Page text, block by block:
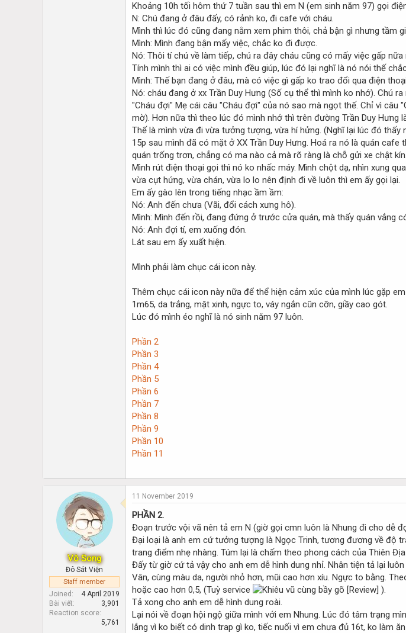
Khoảng 10h tối hôm thứ 7 tuần sau thì em N (em sinh năm 97) gọi
N: Chú đang ở đâu đấy, có rảnh ko, đi cafe với cháu.
Mình thì lúc đó cũng đang nằm xem phim thôi, chả bận gì nhưng tầm
Mình: Mình đang bận mấy việc, chắc ko đi được.
Nó: Thôi tí chú về làm tiếp, chú ra đây cháu cũng có mấy việc gấp nữa
Tính mình thì ai có việc mình đều giúp, lúc đó lại nghĩ là nó nói thế
Mình: Thế bạn đang ở đâu, mà có việc gì gấp ko trao đổi qua điện
Nó: cháu đang ở xx Trần Duy Hưng (Số cụ thể thì mình ko nhớ). Chú ra
"Cháu đợi" Mẹ cái câu "Cháu đợi" của nó sao mà ngọt thế. Chỉ vì
mờ). Hơn nữa thì theo lúc đó mình nhớ thì trên đường Trần Duy Hưng
Thế là mình vừa đi vừa tưởng tượng, vừa hí hửng. (Nghĩ lại lúc đó thấy
15p sau mình đã có mặt ở XX Trần Duy Hưng. Hoá ra nó là quán
quán trống trơn, chẳng có ma nào cả mà rõ ràng là chỗ gửi xe chật kín.
Mình rút điện thoại gọi thì nó ko nhấc máy. Mình chột dạ, nhìn xung
vừa cụt hứng, vừa chán, vừa lo lo nên định đi về luôn thì em ấy gọi lại.
Em ấy gào lên trong tiếng nhạc ầm ầm:
Nó: Anh đến chưa (Vãi, đổi cách xưng hô).
Mình: Mình đến rồi, đang đứng ở trước cửa quán, mà thấy quán vắng
Nó: Anh đợi tí, em xuống đón.
Lát sau em ấy xuất hiện.
Mình phải làm chục cái icon này.
Thêm chục cái icon này nữa để thể hiện cảm xúc của mình lúc gặp em
1m65, da trắng, mặt xinh, ngực to, váy ngắn cũn cỡn, giầy cao gót.
Lúc đó mình éo nghĩ là nó sinh năm 97 luôn.
Phần 2
Phần 3
Phần 4
Phần 5
Phần 6
Phần 7
Phần 8
Phần 9
Phần 10
Phần 11
Vô Song
Đô Sát Viện
Staff member
Joined
4 April 2019
Bài viết
3,901
Reaction score
5,761
11 November 2019
PHẦN 2.
Đoạn trước vội vã nên tả em N (giờ gọi cmn luôn là Nhung đi cho dễ
Đại loại là anh em cứ tưởng tượng là Ngọc Trinh, tương đương về độ
trang điểm nhẹ nhàng. Túm lại là chấm theo phong cách của Thiên
Đấy từ giờ cứ tả vậy cho anh em dễ hình dung nhỉ. Nhân tiện tả lại
Vân, cùng màu da, người nhỏ hơn, mũi cao hơn xíu. Ngực to bằng.
hoặc cao hơn 0,5, (Tuỳ service
).
Tả xong cho anh em dễ hình dung roài.
Lại nói về đoạn hội ngộ giữa mình với em Nhung. Lúc đó tâm trạng
lắng vì ko biết có dinh trap gì ko, tiếc nuối vì em chưa đủ 16t, ko làm